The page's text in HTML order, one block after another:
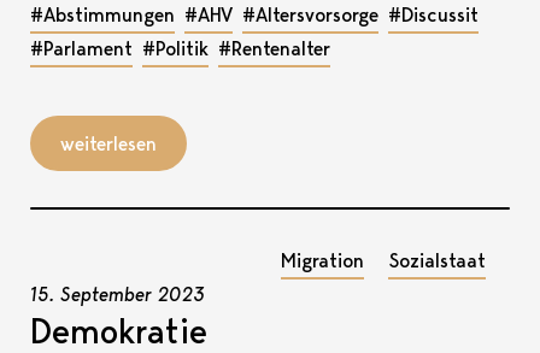
#Abstimmungen #AHV #Altersvorsorge #Discussit
#Parlament #Politik #Rentenalter
weiterlesen
Migration Sozialstaat
15. September 2023
Demokratie